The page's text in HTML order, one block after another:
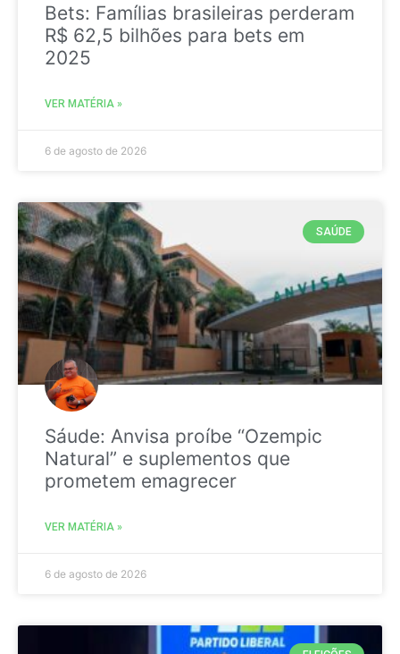
Bets: Famílias brasileiras perderam
R$ 62,5 bilhões para bets em
2025
VER MATÉRIA »
6 de agosto de 2026
SAÚDE
Sáude: Anvisa proíbe “Ozempic
Natural” e suplementos que
prometem emagrecer
VER MATÉRIA »
6 de agosto de 2026